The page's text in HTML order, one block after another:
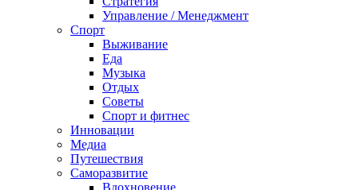
Управление / Менеджмент
Спорт
Выживание
Еда
Музыка
Отдых
Советы
Спорт и фитнес
Инновации
Медиа
Путешествия
Саморазвитие
Вдохновение